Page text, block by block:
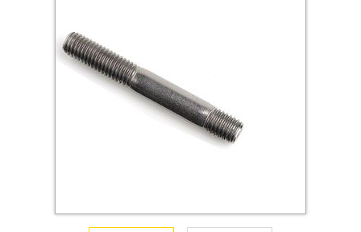
Заклепки (Гайки-Заклепки)
Крюки, кольца с шурупной резьбой